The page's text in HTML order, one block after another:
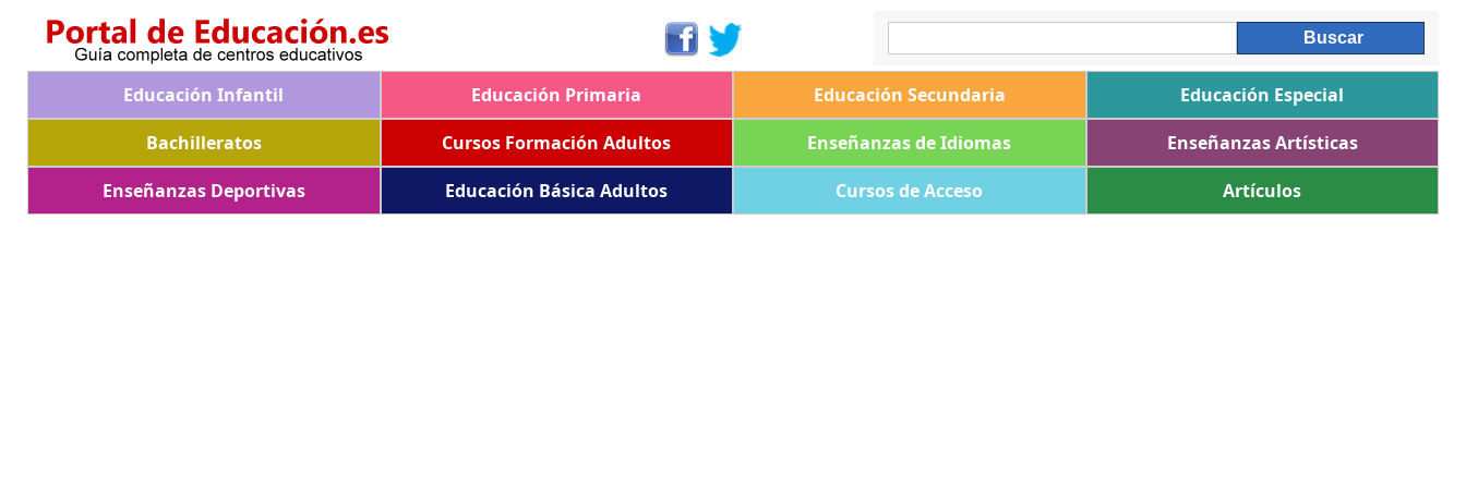
Educación Infantil Educación Primaria Educación Secundaria
Educación Especial
Bachilleratos
Cursos Formación Adultos Enseñanzas de Idiomas
Enseñanzas Artísticas
Enseñanzas Deportivas
Educación Básica Adultos Cursos de Acceso Artículos